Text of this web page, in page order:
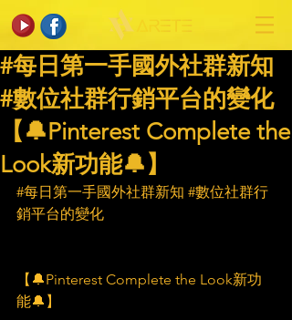
#每日第一手國外社群新知
#數位社群行銷平台的變化
【🔔Pinterest Complete the
Look新功能🔔】
#每日第一手國外社群新知 #數位社群行
銷平台的變化
【🔔Pinterest Complete the Look新功
能🔔】